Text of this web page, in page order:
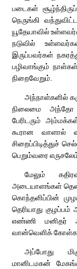
படைகள்
நெருங்கி
யூதேயாவில்
நடுவில்
இருப்பவர்கள்
பழிவாங்கும்
நிறைவேறும்.
அந்நாள்களில்
நிலைமை அந்தோ
பேரிடரும்
கூரான வாளால்
சிறைப்பிடித்துச்
பெறும்வரை
மேலும்
அடையாளங்கள்
கொந்தளிப்பின்
தெரியாது
எண்ணி மனிதர்
வான்வெளிக்
அப்போது
மானிடமகன்